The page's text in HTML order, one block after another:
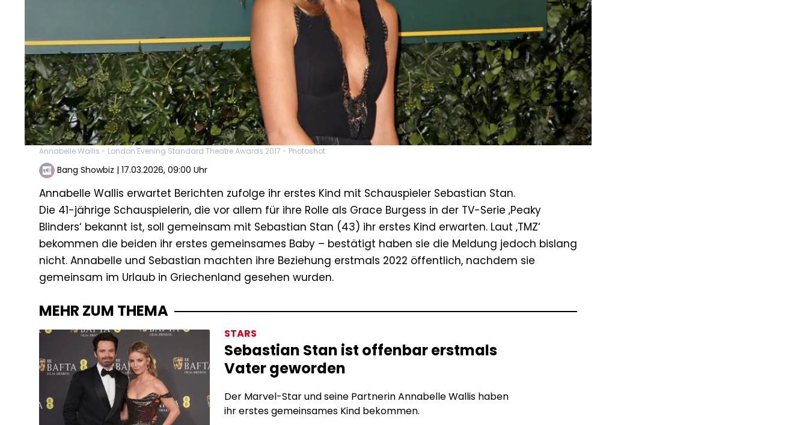
Annabelle Wallis - London Evening Standard Theatre Awards 2017 - Photoshot
Bang Showbiz | 17.03.2026, 09:00 Uhr
Annabelle Wallis erwartet Berichten zufolge ihr erstes Kind mit Schauspieler Sebastian Stan.
Die 41-jährige Schauspielerin, die vor allem für ihre Rolle als Grace Burgess in der TV-Serie ‚Peaky
Blinders‘ bekannt ist, soll gemeinsam mit Sebastian Stan (43) ihr erstes Kind erwarten. Laut ‚TMZ‘
bekommen die beiden ihr erstes gemeinsames Baby – bestätigt haben sie die Meldung jedoch bislang
nicht. Annabelle und Sebastian machten ihre Beziehung erstmals 2022 öffentlich, nachdem sie
gemeinsam im Urlaub in Griechenland gesehen wurden.
MEHR ZUM THEMA
STARS
Sebastian Stan ist offenbar erstmals
Vater geworden
Der Marvel-Star und seine Partnerin Annabelle Wallis haben
ihr erstes gemeinsames Kind bekommen.